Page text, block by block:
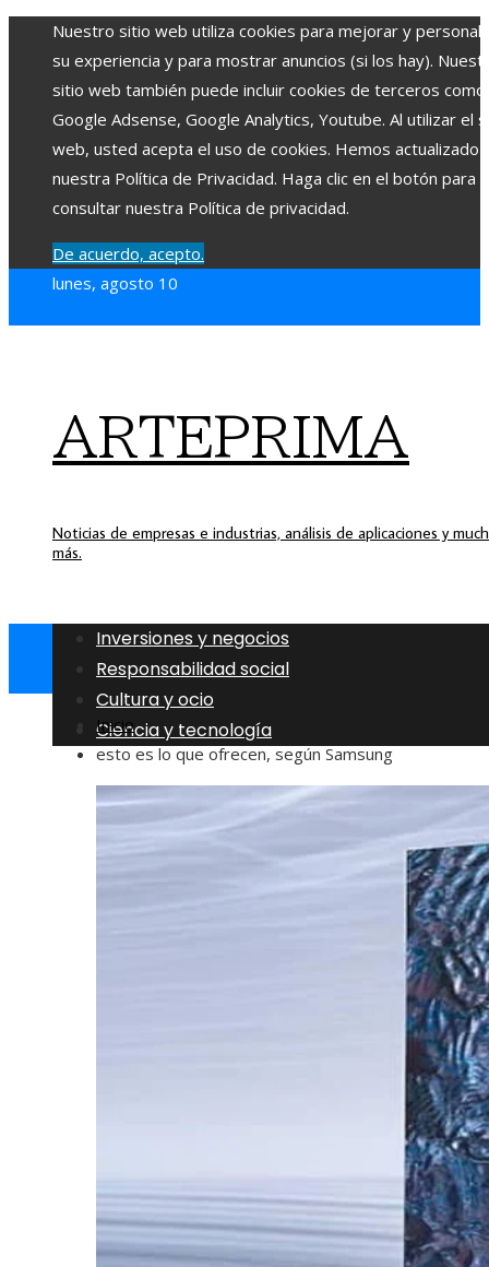
Nuestro sitio web utiliza cookies para mejorar y
su experiencia y para mostrar anuncios (si los hay).
sitio web también puede incluir cookies de terceros como
Google Adsense, Google Analytics, Youtube. Al utilizar el
web, usted acepta el uso de cookies. Hemos actualizado
nuestra Política de Privacidad. Haga clic en el botón para
consultar nuestra Política de privacidad.
De acuerdo, acepto.
lunes, agosto 10
ARTEPRIMA
Noticias de empresas e industrias, análisis de aplicaciones y
más.
Inversiones y negocios
Responsabilidad social
Cultura y ocio
Ciencia y tecnología
Inicio
esto es lo que ofrecen, según Samsung